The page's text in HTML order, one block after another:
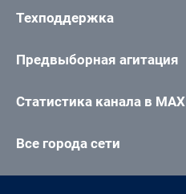
Техподдержка
Предвыборная агитация
Статистика канала в MAX
Все города сети